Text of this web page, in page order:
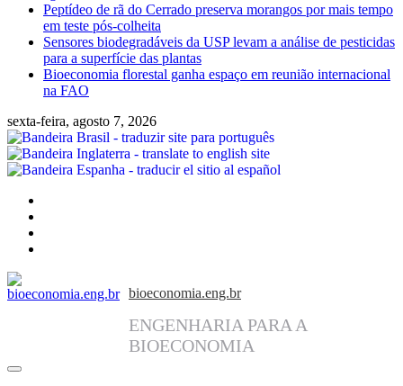
Peptídeo de rã do Cerrado preserva morangos por mais tempo
em teste pós-colheita
Sensores biodegradáveis da USP levam a análise de pesticidas
para a superfície das plantas
Bioeconomia florestal ganha espaço em reunião internacional
na FAO
sexta-feira, agosto 7, 2026
bioeconomia.eng.br
ENGENHARIA PARA A
BIOECONOMIA